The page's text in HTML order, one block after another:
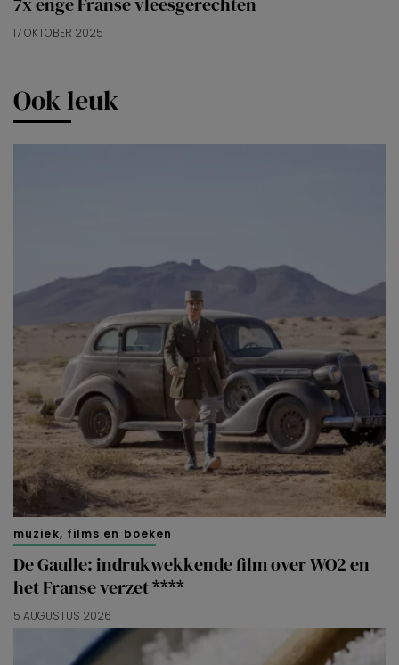
17 OKTOBER 2025
Ook leuk
muziek, films en boeken
De Gaulle: indrukwekkende film over WO2 en
het Franse verzet ****
5 AUGUSTUS 2026